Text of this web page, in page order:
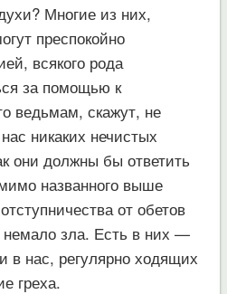
Многие из них,
преспокойно
всякого рода
за помощью к
ведьмам, скажут, не
никаких нечистых
они должны бы ответить
названного выше
от обетов
немало зла. Есть в них —
в нас, регулярно ходящих
греха.